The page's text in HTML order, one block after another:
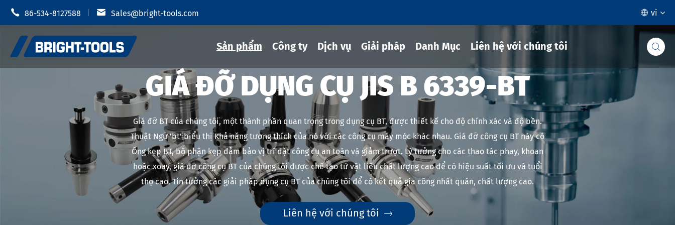
 86-534-8127588  Sales@bright-tools.com  vi
Sản phẩm
Giá đỡ dụng cụ CNC
Công cụ tĩnh và điều khiển
Dụng cụ khoan
Phụ Kiện Giá đỡ dụng cụ
Giá đỡ dụng cụ co rút
Mâm cặp thủy lực
Giá đỡ dụng cụ MOD
Giá đỡ dụng cụ JIS B 6339-bt
Giá đỡ dụng cụ JIS B 6339-bbt
Giá đỡ dụng cụ JIS B 6339-nbt
Công ty Dịch vụ Giải pháp Danh Mục Liên hệ với chúng tôi 
GIÁ ĐỠ DỤNG CỤ JIS B 6339-BT
Giá đỡ BT của chúng tôi, một thành phần quan trọng trong dụng cụ BT, được thiết kế cho độ chính xác và độ bền.
Thuật Ngữ 'bt' biểu thị Khả năng tương thích của nó với các công cụ máy móc khác nhau. Giá đỡ công cụ BT này có
Ống kẹp BT, bộ phận kẹp đảm bảo vị trí đặt công cụ an toàn và giảm trượt. Lý tưởng cho các thao tác phay, khoan
hoặc xoay, giá đỡ công cụ BT của chúng tôi được chế tạo từ vật liệu chất lượng cao để có hiệu suất tối ưu và tuổi
thọ cao. Tin tưởng các giải pháp dụng cụ BT của chúng tôi để có kết quả gia công nhất quán, chất lượng cao.
Liên hệ với chúng tôi 